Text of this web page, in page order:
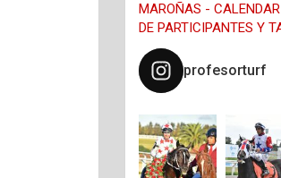
h
MAROÑAS -
DE PARTICIPANTES Y
profesorturf